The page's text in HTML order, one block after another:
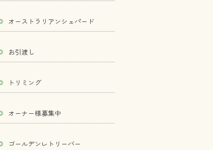
オーストラリアンシェパード
お引渡し
トリミング
オーナー様募集中
ゴールデンレトリーバー